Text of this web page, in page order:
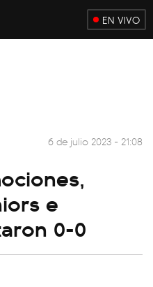
EN VIVO
6 de julio 2023 - 21:08
e
0-0